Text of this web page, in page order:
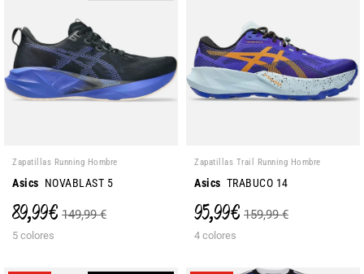
Zapatillas Running Hombre
Asics NOVABLAST 5
89,99 € 149,99 €
5 colores
Zapatillas Trail Running Hombre
Asics TRABUCO 14
95,99 € 159,99 €
4 colores